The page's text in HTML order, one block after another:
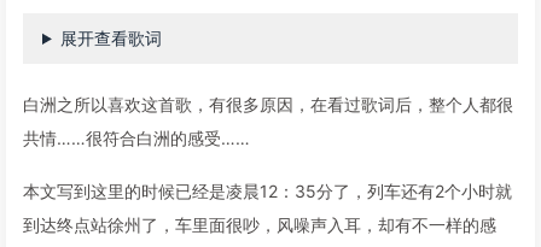
展开查看歌词
白洲之所以喜欢这首歌，有很多原因，在看过歌词后，整个人都很
共情……很符合白洲的感受……
本文写到这里的时候已经是凌晨12：35分了，列车还有2个小时就
到达终点站徐州了，车里面很吵，风噪声入耳，却有不一样的感